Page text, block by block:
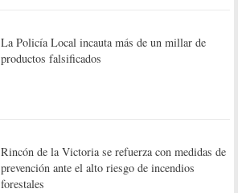
La Policía Local incauta más de un millar de
productos falsificados
Rincón de la Victoria se refuerza con medidas de
prevención ante el alto riesgo de incendios
forestales